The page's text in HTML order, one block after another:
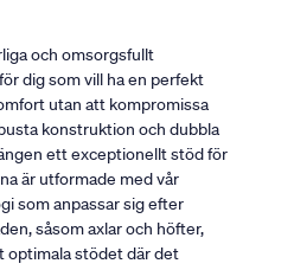
och omsorgsfullt
dig som vill ha en perfekt
utan att kompromissa
konstruktion och dubbla
ett exceptionellt stöd för
är utformade med vår
som anpassar sig efter
såsom axlar och höfter,
optimala stödet där det